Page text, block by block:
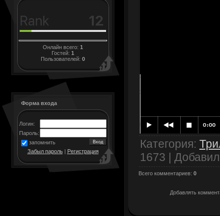
Онлайн всего: 1
Гостей: 1
Пользователей: 0
Форма входа
Логин:
Пароль:
запомнить
Забыл пароль| Регистрация
Категория:
1673 | Добавил
Всего комментариев: 0
Добавлять